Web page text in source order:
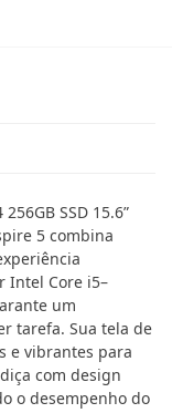
SSD 15.6”
5 combina
Intel Core i5–
um
tarefa. Sua tela de
e vibrantes para
com design
o desempenho do